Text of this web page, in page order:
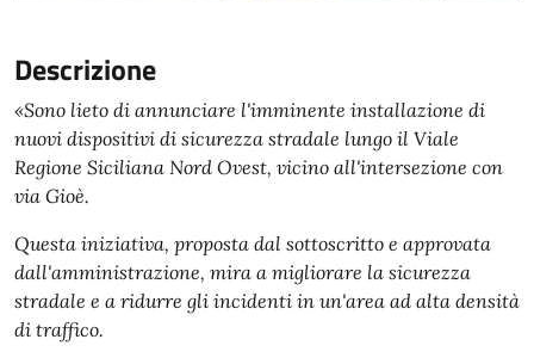
Descrizione
«Sono lieto di annunciare l'imminente installazione di
nuovi dispositivi di sicurezza stradale lungo il Viale
Regione Siciliana Nord Ovest, vicino all'intersezione con
via Gioè.
Questa iniziativa, proposta dal sottoscritto e approvata
dall'amministrazione, mira a migliorare la sicurezza
stradale e a ridurre gli incidenti in un'area ad alta densità
di traffico.